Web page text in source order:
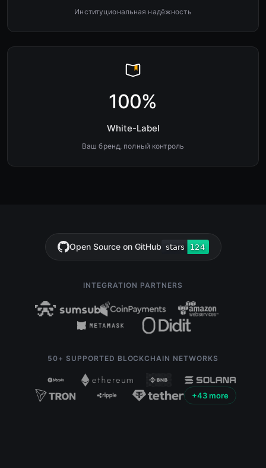
Институциональная надёжность
100%
White-Label
Ваш бренд, полный контроль
Open Source on GitHub
INTEGRATION PARTNERS
50+ SUPPORTED BLOCKCHAIN NETWORKS
+43 more